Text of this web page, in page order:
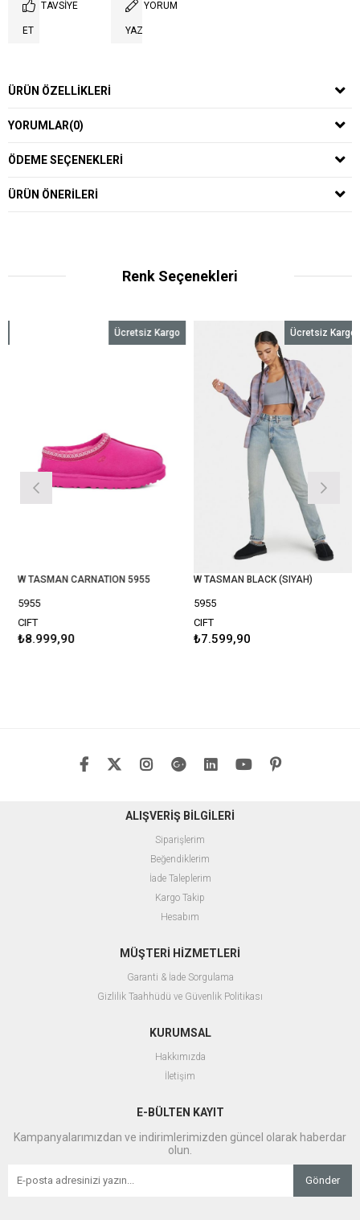
TAVSIYE
ET
YORUM
YAZ
ÜRÜN ÖZELLIKLERI
YORUMLAR(0)
ÖDEME SEÇENEKLERI
ÜRÜN ÖNERILERI
Renk Seçenekleri
W TASMAN CARNATION 5955
5955
CIFT
₺8.999,90
Ücretsiz Kargo
W TASMAN BLACK (SIYAH)
5955
CIFT
₺7.599,90
Ücretsiz Kargo
ALIŞVERİŞ BİLGİLERİ
Siparişlerim
Beğendiklerim
İade Taleplerim
Kargo Takip
Hesabım
MÜŞTERİ HİZMETLERİ
Garanti & İade Sorgulama
Gizlilik Taahhüdü ve Güvenlik Politikası
KURUMSAL
Hakkımızda
İletişim
E-BÜLTEN KAYIT
Kampanyalarımızdan ve indirimlerimizden güncel olarak haberdar
olun.
Gönder